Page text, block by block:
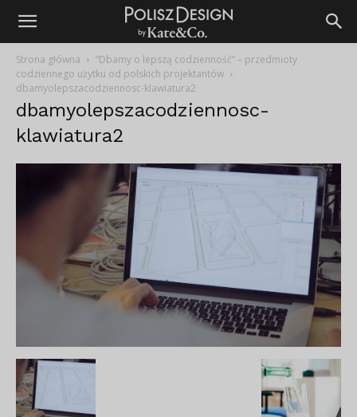
Strona główna
“Dbamy o lepszą codzienność” – przedmioty
codziennego użytku od polskich projektantów
dbamyolepszacodziennosc-klawiatura2
dbamyolepszacodziennosc-
klawiatura2